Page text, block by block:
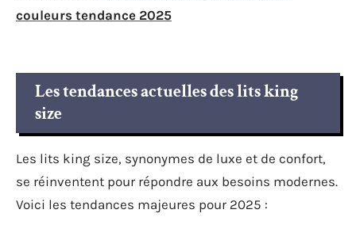
couleurs tendance 2025
Les tendances actuelles des lits king
size
Les lits king size, synonymes de luxe et de confort,
se réinventent pour répondre aux besoins modernes.
Voici les tendances majeures pour 2025 :